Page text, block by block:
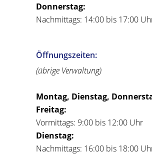
Donnerstag:
Nachmittags: 14:00 bis 17:00
Öffnungszeiten:
(übrige Verwaltung)
Montag, Dienstag,
Freitag:
Vormittags: 9:00 bis 12:00 Uhr
Dienstag:
Nachmittags: 16:00 bis 18:00